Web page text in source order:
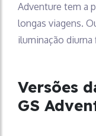
Adventure tem a
longas viagens.
iluminação diurna
Versões
GS